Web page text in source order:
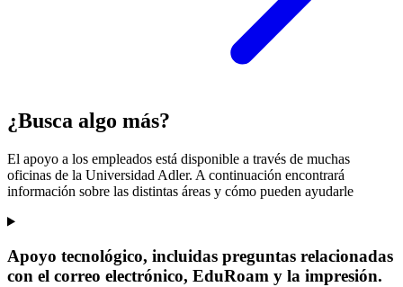
¿Busca algo más?
El apoyo a los empleados está disponible a través de muchas
oficinas de la Universidad Adler. A continuación encontrará
información sobre las distintas áreas y cómo pueden ayudarle
Apoyo tecnológico, incluidas preguntas relacionadas
con el correo electrónico, EduRoam y la impresión.